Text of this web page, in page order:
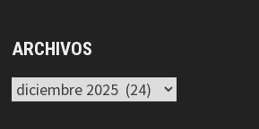
ARCHIVOS
Archivos